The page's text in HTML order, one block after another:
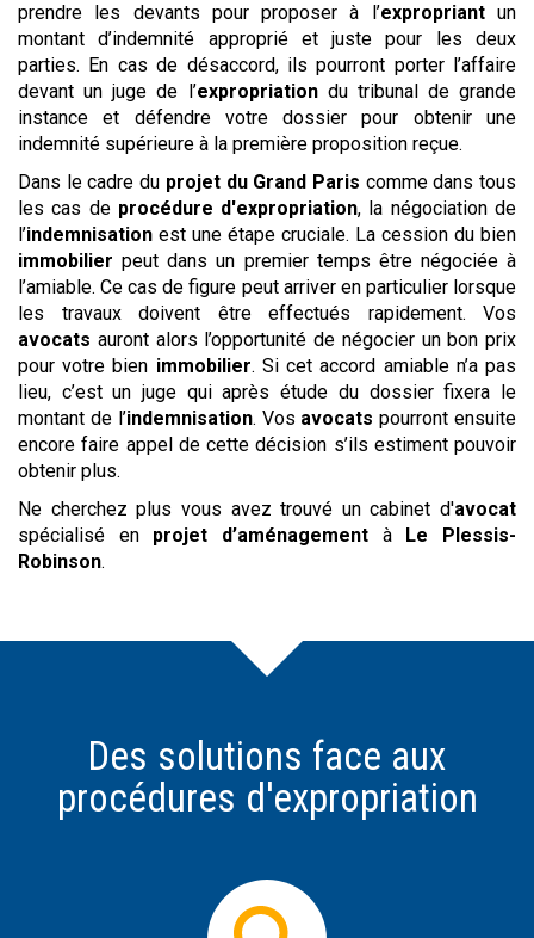
prendre les devants pour proposer à l’expropriantun
montant d’indemnité approprié et juste pour les deux
parties. En cas de désaccord, ils pourront porter l’affaire
devant un juge de l’expropriationdu tribunal de grande
instance et défendre votre dossier pour obtenir une
indemnité supérieure à la première proposition reçue.
Dans le cadre du projet du Grand Paris comme dans tous
les cas de procédure d'expropriation, la négociation de
l’indemnisation est une étape cruciale. La cession du bien
immobilier peut dans un premier temps être négociée à
l’amiable. Ce cas de figure peut arriver en particulier lorsque
les travaux doivent être effectués rapidement. Vos
avocats auront alors l’opportunité de négocier un bon prix
pour votre bien immobilier. Si cet accord amiable n’a pas
lieu, c’est un juge qui après étude du dossier fixera le
montant de l’indemnisation. Vos avocats pourront ensuite
encore faire appel de cette décision s’ils estiment pouvoir
obtenir plus.
Ne cherchez plus vous avez trouvé un cabinet d'avocat
spécialisé en projet d’aménagement à
Le Plessis-
Robinson.
Des solutions face aux
procédures d'expropriation